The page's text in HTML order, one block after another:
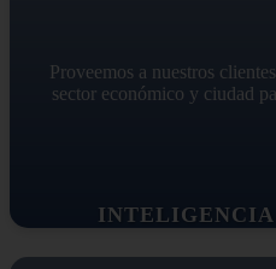
Proveemos a nuestros
sector económico y ciudad